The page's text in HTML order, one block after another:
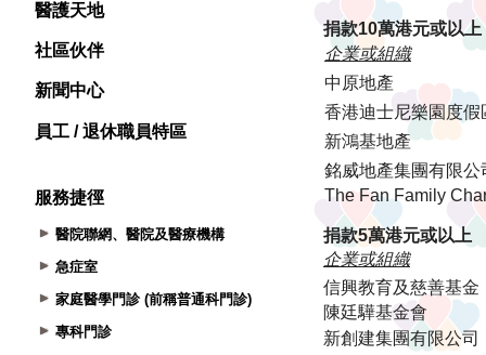
醫護天地
社區伙伴
新聞中心
員工 / 退休職員特區
服務捷徑
醫院聯網、醫院及醫療機構
急症室
家庭醫學門診 (前稱普通科門診)
專科門診